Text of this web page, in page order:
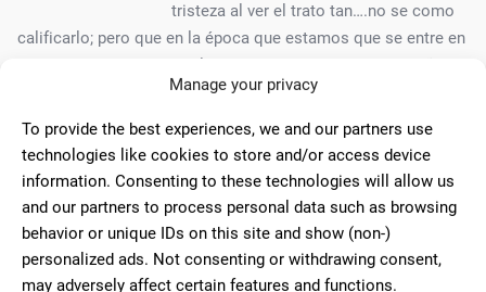
Manage your privacy
To provide the best experiences, we and our partners use
technologies like cookies to store and/or access device
information. Consenting to these technologies will allow us
and our partners to process personal data such as browsing
behavior or unique IDs on this site and show (non-)
personalized ads. Not consenting or withdrawing consent,
may adversely affect certain features and functions.
tristeza al ver el trato tan….no se como
calificarlo; pero que en la época que estamos que se entre en
(creo que el propietario) le grita a su trabajadora y le
recrimina que no se entera de nada y que se equivoca en todo
en medio de la tienda con varios clientes…eso no tiene
justificación ninguna, me he sentido mal por mi y por la chica,
no se como puede aguantar ese trato, NUNCA MAS IRÉ y
claro que no recomiendo ese lugar, muy mala experiencia
personal la mia.